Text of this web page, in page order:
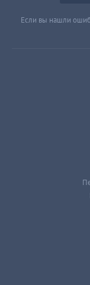
Если вы нашли